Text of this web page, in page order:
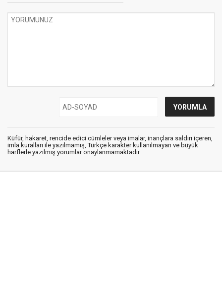
Küfür, hakaret, rencide edici cümleler veya imalar, inançlara saldırı içeren,
imla kuralları ile yazılmamış, Türkçe karakter kullanılmayan ve büyük
harflerle yazılmış yorumlar onaylanmamaktadır.